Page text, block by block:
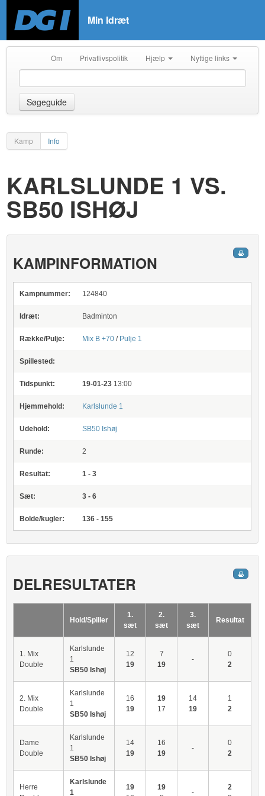
Min Idræt
Om Privatlivspolitik Hjælp Nyttige links
Søgeguide
Kamp Info
KARLSLUNDE 1 VS.
SB50 ISHØJ
KAMPINFORMATION
Kampnummer: 124840
Idræt: Badminton
Række/Pulje: Mix B +70 / Pulje 1
Spillested:
Tidspunkt: 19-01-23 13:00
Hjemmehold: Karlslunde 1
Udehold: SB50 Ishøj
Runde: 2
Resultat: 1 - 3
Sæt: 3 - 6
Bolde/kugler: 136 - 155
DELRESULTATER
Hold/Spiller
1.
sæt
2.
sæt
3.
sæt
Resultat
1. Mix
Double
Karlslunde
1
SB50 Ishøj
12
19
7
19
-
0
2
2. Mix
Double
Karlslunde
1
SB50 Ishøj
16
19
19
17
14
19
1
2
Dame
Double
Karlslunde
1
SB50 Ishøj
14
19
16
19
-
0
2
Herre
Karlslunde
1
19
19
-
2